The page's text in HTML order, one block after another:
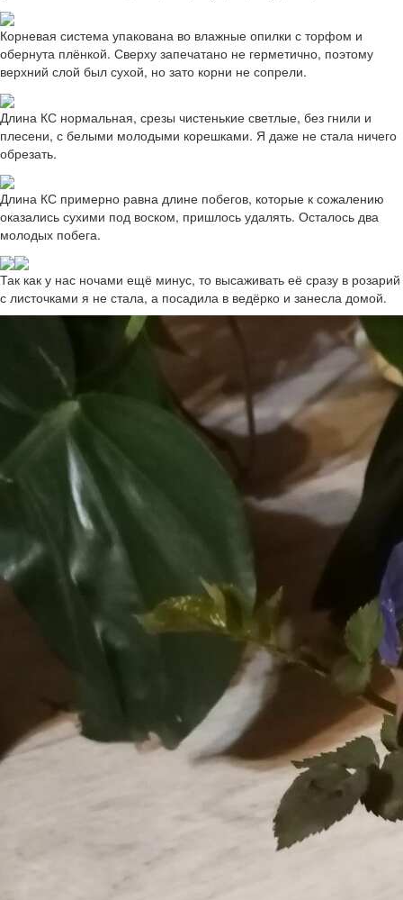
Корневая система упакована во влажные опилки с торфом и
обернута плёнкой. Сверху запечатано не герметично, поэтому
верхний слой был сухой, но зато корни не сопрели.
Длина КС нормальная, срезы чистенькие светлые, без гнили и
плесени, с белыми молодыми корешками. Я даже не стала ничего
обрезать.
Длина КС примерно равна длине побегов, которые к сожалению
оказались сухими под воском, пришлось удалять. Осталось два
молодых побега.
Так как у нас ночами ещё минус, то высаживать её сразу в розарий
с листочками я не стала, а посадила в ведёрко и занесла домой.